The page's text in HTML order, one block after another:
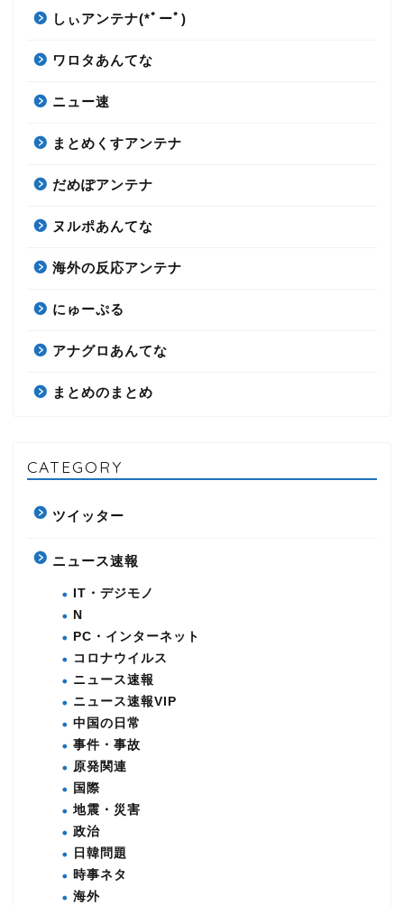
しぃアンテナ(*ﾟーﾟ)
ワロタあんてな
ニュー速
まとめくすアンテナ
だめぽアンテナ
ヌルポあんてな
海外の反応アンテナ
にゅーぷる
アナグロあんてな
まとめのまとめ
CATEGORY
ツイッター
ニュース速報
IT・デジモノ
N
PC・インターネット
コロナウイルス
ニュース速報
ニュース速報VIP
中国の日常
事件・事故
原発関連
国際
地震・災害
政治
日韓問題
時事ネタ
海外